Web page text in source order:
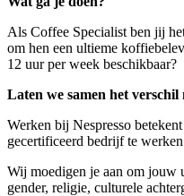
Als Coffee Specialist ben jij
om hen een ultieme
12 uur per week beschikbaar?
Laten we samen het verschil
Werken bij Nespresso
gecertificeerd bedrijf te
Wij moedigen je aan om jouw
gender, religie, culturele